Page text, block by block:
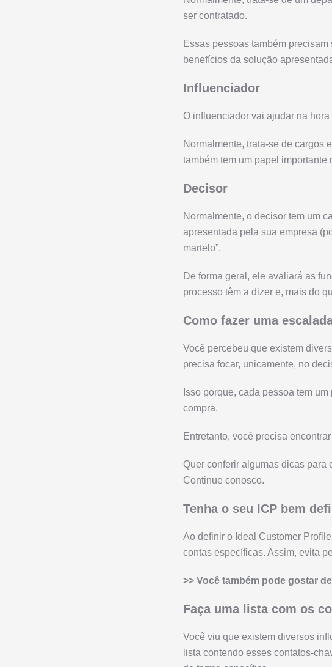
ser contratado.
Essas pessoas também
benefícios da solução
Influenciador
O influenciador vai ajudar na
Normalmente, trata-se de cargos
também tem um papel importante
Decisor
Normalmente, o decisor tem um
apresentada pela sua empresa
martelo”.
De forma geral, ele avaliará as
processo têm a dizer e, mais do
Como fazer uma
Você percebeu que existem
precisa focar, unicamente, no
Isso porque, cada pessoa tem
compra.
Entretanto, você precisa
Quer conferir algumas dicas para
Continue conosco.
Tenha o seu ICP bem
Ao definir o Ideal Customer
contas específicas. Assim, evita
>> Você também pode gostar
Faça uma lista com os
Você viu que existem diversos
lista contendo esses contatos-